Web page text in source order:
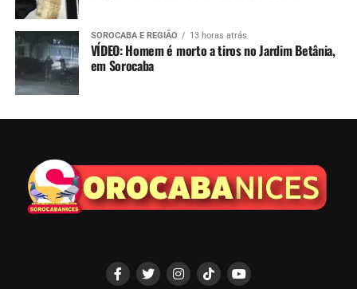
SOROCABA E REGIÃO 13 horas atrás
VÍDEO: Homem é morto a tiros no Jardim Betânia,
em Sorocaba